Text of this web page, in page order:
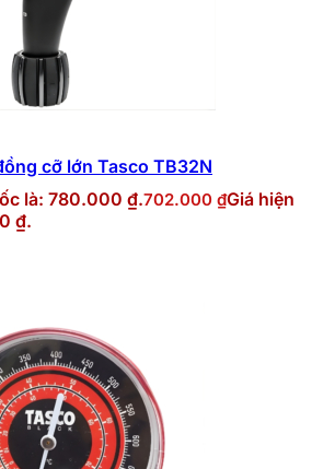
cỡ lớn Tasco TB32N
là: 780.000 ₫.702.000 ₫Giá hiện
₫.